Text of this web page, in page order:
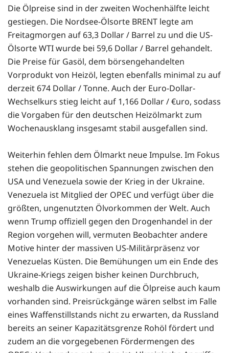
Die Ölpreise sind in der zweiten Wochenhälfte leicht
gestiegen. Die Nordsee-Ölsorte BRENT legte am
Freitagmorgen auf 63,3 Dollar / Barrel zu und die US-
Ölsorte WTI wurde bei 59,6 Dollar / Barrel gehandelt.
Die Preise für Gasöl, dem börsengehandelten
Vorprodukt von Heizöl, legten ebenfalls minimal zu auf
derzeit 674 Dollar / Tonne. Auch der Euro-Dollar-
Wechselkurs stieg leicht auf 1,166 Dollar / €uro, sodass
die Vorgaben für den deutschen Heizölmarkt zum
Wochenausklang insgesamt stabil ausgefallen sind.
Weiterhin fehlen dem Ölmarkt neue Impulse. Im Fokus
stehen die geopolitischen Spannungen zwischen den
USA und Venezuela sowie der Krieg in der Ukraine.
Venezuela ist Mitglied der OPEC und verfügt über die
größten, ungenutzten Ölvorkommen der Welt. Auch
wenn Trump offiziell gegen den Drogenhandel in der
Region vorgehen will, vermuten Beobachter andere
Motive hinter der massiven US-Militärpräsenz vor
Venezuelas Küsten. Die Bemühungen um ein Ende des
Ukraine-Kriegs zeigen bisher keinen Durchbruch,
weshalb die Auswirkungen auf die Ölpreise auch kaum
vorhanden sind. Preisrückgänge wären selbst im Falle
eines Waffenstillstands nicht zu erwarten, da Russland
bereits an seiner Kapazitätsgrenze Rohöl fördert und
zudem an die vorgegebenen Fördermengen des